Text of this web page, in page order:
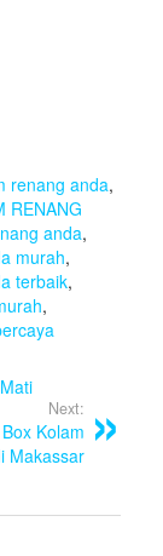
renang anda,
RENANG
anda,
murah,
terbaik,
,
Next:
Kolam
Makassar